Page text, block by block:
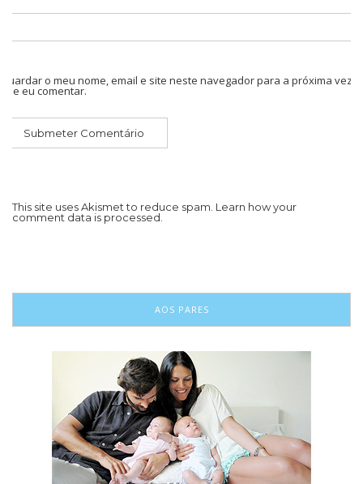
Guardar o meu nome, email e site neste navegador para a próxima vez
que eu comentar.
This site uses Akismet to reduce spam. Learn how your
comment data is processed.
AOS PARES